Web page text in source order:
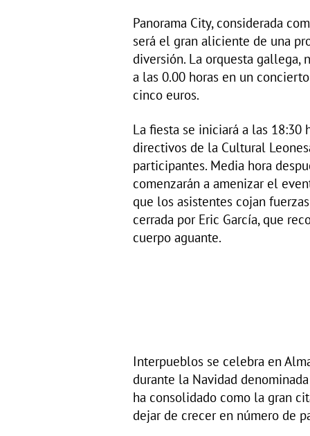
Panorama City, considerada
será el gran aliciente de una
diversión. La orquesta gallega,
a las 0.00 horas en un
cinco euros.
La fiesta se iniciará a las 18:30
directivos de la Cultural
participantes. Media hora
comenzarán a amenizar el
que los asistentes cojan
cerrada por Eric García, que
cuerpo aguante.
Interpueblos se celebra en
durante la Navidad
ha consolidado como la gran
dejar de crecer en número de